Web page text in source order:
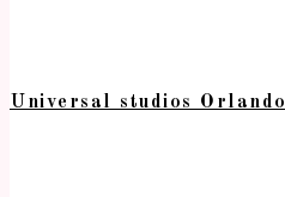
Universal studios Orlando